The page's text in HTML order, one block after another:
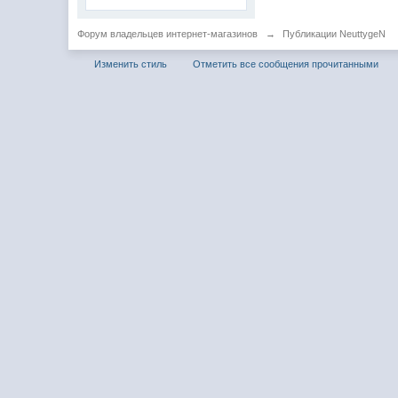
Форум владельцев интернет-магазинов → Публикации NeuttygeN
Изменить стиль Отметить все сообщения прочитанными